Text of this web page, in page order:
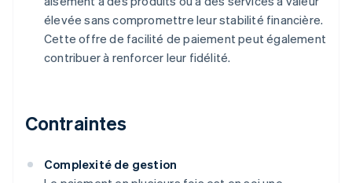
élevée sans compromettre leur stabilité financière.
Cette offre de facilité de paiement peut également
contribuer à renforcer leur fidélité.
Contraintes
Complexité de gestion